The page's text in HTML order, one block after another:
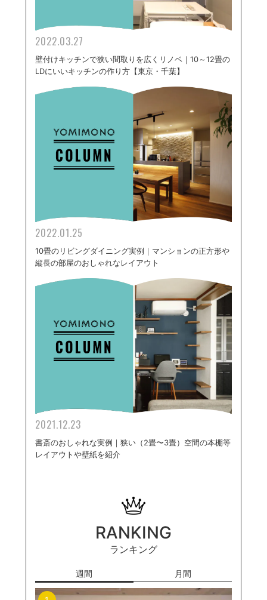
2022.03.27
壁付けキッチンで狭い間取りを広くリノベ｜10～12畳の
LDにいいキッチンの作り方【東京・千葉】
2022.01.25
10畳のリビングダイニング実例｜マンションの正方形や
縦長の部屋のおしゃれなレイアウト
2021.12.23
書斎のおしゃれな実例｜狭い（2畳〜3畳）空間の本棚等
レイアウトや壁紙を紹介
RANKING
ランキング
週間 月間